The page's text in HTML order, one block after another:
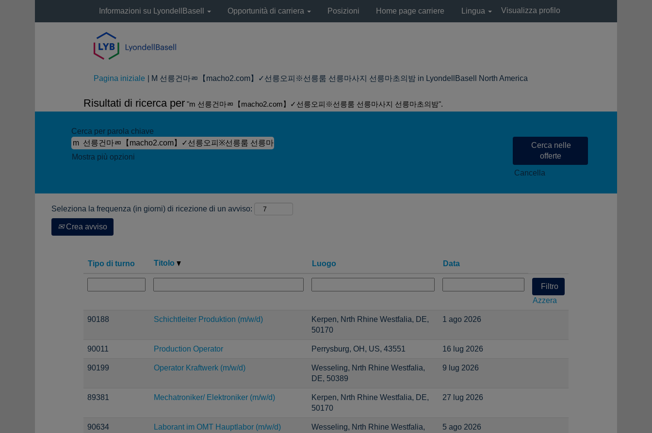
Informazioni su LyondellBasell Opportunità di carriera Posizioni Home page carriere Lingua Visualizza profilo
Pagina iniziale M 선릉건마ㄻ【macho2.com】✓선릉오피※선릉룸 선릉마사지 선릉마초의밤 in LyondellBasell North America
Risultati di ricerca per "m 선릉건마ㄻ【macho2.com】✓선릉오피※선릉룸 선릉마사지 선릉마초의밤".
Cerca per parola chiave
Mostra più opzioni
Cancella
Seleziona la frequenza (in giorni) di ricezione di un avviso:
Crea avviso
Tipo di turno Titolo Luogo Data
Azzera
90188 Schichtleiter Produktion (m/w/d)
Kerpen, Nrth Rhine Westfalia, DE,
50170
1 ago 2026
90011 Production Operator Perrysburg, OH, US, 43551 16 lug 2026
90199 Operator Kraftwerk (m/w/d)
Wesseling, Nrth Rhine Westfalia,
DE, 50389
9 lug 2026
89381 Mechatroniker/ Elektroniker (m/w/d)
Kerpen, Nrth Rhine Westfalia, DE,
50170
27 lug 2026
90634 Laborant im OMT Hauptlabor (m/w/d)
Wesseling, Nrth Rhine Westfalia,
5 ago 2026